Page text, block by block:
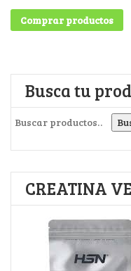
Comprar productos
Busca tu
CREATINA